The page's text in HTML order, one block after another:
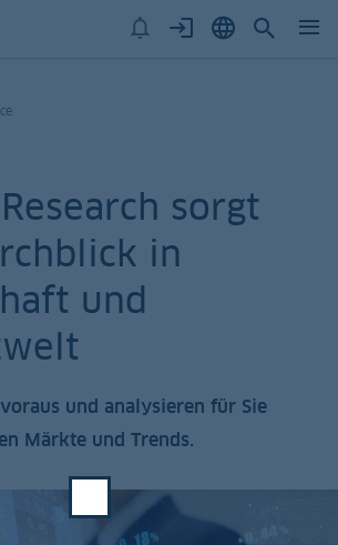
sorgt
in
und
und analysieren für Sie
Märkte und Trends.